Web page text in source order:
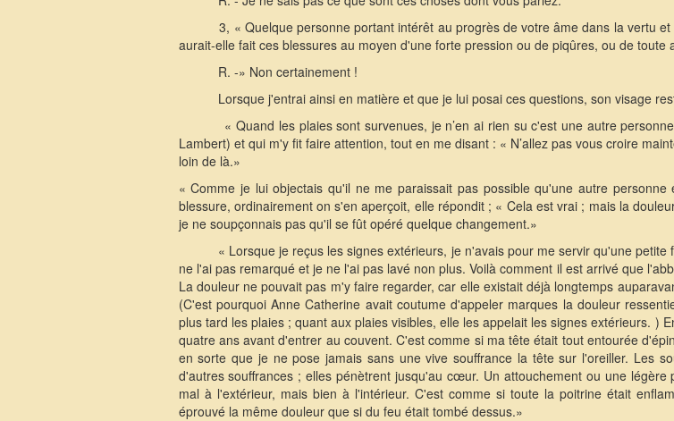
3, « Quelque personne portant intérêt au progrès de votre âme dans la vertu
aurait-elle fait ces blessures au moyen d'une forte pression ou de piqûres, ou de toute
R. -» Non certainement !
Lorsque j'entrai ainsi en matière et que je lui posai ces questions, son visage
« Quand les plaies sont survenues, je n’en ai rien su c'est une autre
Lambert) et qui m'y fit faire attention, tout en me disant : « N’allez pas vous croire
loin de là.»
« Comme je lui objectais qu'il ne me paraissait pas possible qu'une autre
blessure, ordinairement on s'en aperçoit, elle répondit ; « Cela est vrai ; mais la
je ne soupçonnais pas qu'il se fût opéré quelque changement.»
« Lorsque je reçus les signes extérieurs, je n'avais pour me servir qu'une
ne l'ai pas remarqué et je ne l'ai pas lavé non plus. Voilà comment il est arrivé que
La douleur ne pouvait pas m'y faire regarder, car elle existait déjà longtemps
(C'est pourquoi Anne Catherine avait coutume d'appeler marques la douleur
plus tard les plaies ; quant aux plaies visibles, elle les appelait les signes extérieurs. )
quatre ans avant d'entrer au couvent. C'est comme si ma tête était tout entourée
en sorte que je ne pose jamais sans une vive souffrance la tête sur l'oreiller. Les
d'autres souffrances ; elles pénètrent jusqu'au cœur. Un attouchement ou une
mal à l'extérieur, mais bien à l'intérieur. C'est comme si toute la poitrine était
éprouvé la même douleur que si du feu était tombé dessus.»